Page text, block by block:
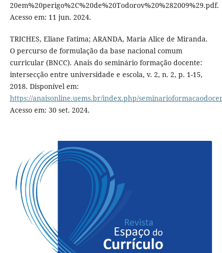
20em%20perigo%2C%20de%20Todorov%20%282009%29.pdf.
Acesso em: 11 jun. 2024.
TRICHES, Eliane Fatima; ARANDA, Maria Alice de Miranda.
O percurso de formulação da base nacional comum
curricular (BNCC). Anais do seminário formação docente:
intersecção entre universidade e escola, v. 2, n. 2, p. 1-15,
2018. Disponível em:
https://anaisonline.uems.br/index.php/
Acesso em: 30 set. 2024.